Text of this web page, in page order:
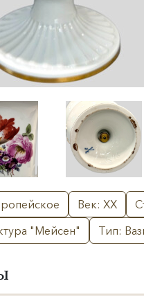
Век: XX
"Мейсен"
Тип: